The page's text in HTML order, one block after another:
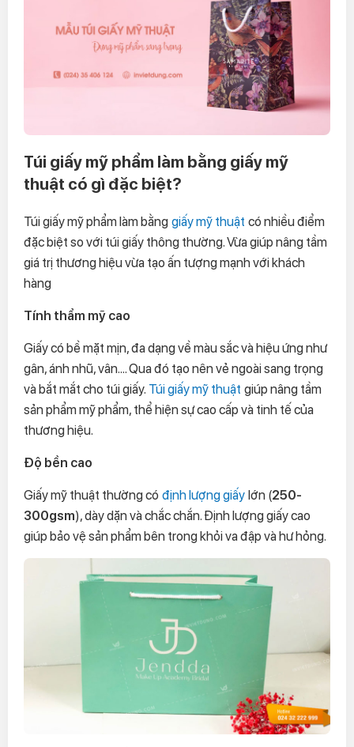
Túi giấy mỹ phẩm làm bằng giấy mỹ
thuật có gì đặc biệt?
Túi giấy mỹ phẩm làm bằng giấy mỹ thuật có nhiều điểm
đặc biệt so với túi giấy thông thường. Vừa giúp nâng tầm
giá trị thương hiệu vừa tạo ấn tượng mạnh với khách
hàng
Tính thẩm mỹ cao
Giấy có bề mặt mịn, đa dạng về màu sắc và hiệu ứng như
gân, ánh nhũ, vân.... Qua đó tạo nên vẻ ngoài sang trọng
và bắt mắt cho túi giấy. Túi giấy mỹ thuật giúp nâng tầm
sản phẩm mỹ phẩm, thể hiện sự cao cấp và tinh tế của
thương hiệu.
Độ bền cao
Giấy mỹ thuật thường có định lượng giấy lớn (250-
300gsm), dày dặn và chắc chắn. Định lượng giấy cao
giúp bảo vệ sản phẩm bên trong khỏi va đập và hư hỏng.